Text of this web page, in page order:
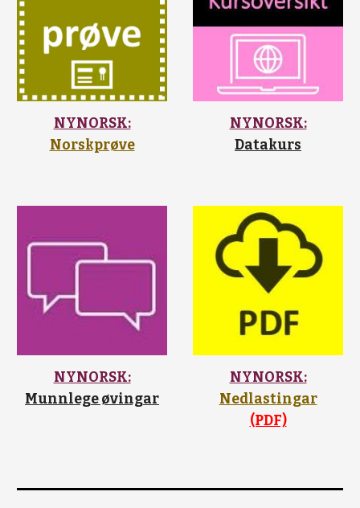
NYNORSK:
Norskprøve
NYNORSK:
Datakurs
NYNORSK:
Munnlege øvingar
NYNORSK:
Nedlastingar
(PDF)